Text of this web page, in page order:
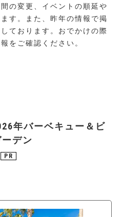
の変更、イベントの順延や
す。また、昨年の情報で掲
ております。おでかけの際
をご確認ください。
年バーベキュー＆ビ
デン
PR